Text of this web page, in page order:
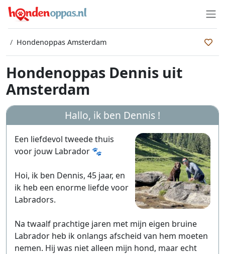
Hondenoppas Amsterdam
Hondenoppas Dennis uit
Amsterdam
Hallo, ik ben Dennis !
Een liefdevol tweede thuis
voor jouw Labrador 🐾
Hoi, ik ben Dennis, 45 jaar, en
ik heb een enorme liefde voor
Labradors.
Na twaalf prachtige jaren met mijn eigen bruine
Labrador heb ik onlangs afscheid van hem moeten
nemen. Hij was niet alleen mijn hond, maar echt